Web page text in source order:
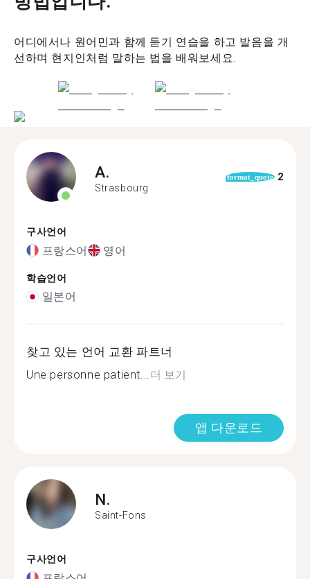
어디에서나 원어민과 함께 듣기 연습을 하고 발음을 개
선하며 현지인처럼 말하는 법을 배워보세요.
A.
Strasbourg
format_quote 2
구사언어
프랑스어 영어
학습언어
일본어
찾고 있는 언어 교환 파트너
Une personne patient...더 보기
앱 다운로드
N.
Saint-Fons
구사언어